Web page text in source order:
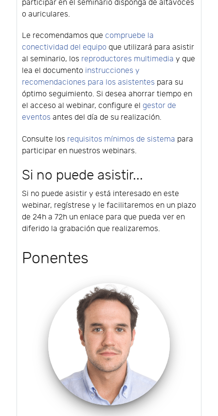
participar en el seminario disponga de altavoces
o auriculares.
Le recomendamos que compruebe la
conectividad del equipo que utilizará para asistir
al seminario, los reproductores multimedia y que
lea el documento instrucciones y
recomendaciones para los asistentes para su
óptimo seguimiento. Si desea ahorrar tiempo en
el acceso al webinar, configure el gestor de
eventos antes del día de su realización.
Consulte los requisitos mínimos de sistema para
participar en nuestros webinars.
Si no puede asistir...
Si no puede asistir y está interesado en este
webinar, regístrese y le facilitaremos en un plazo
de 24h a 72h un enlace para que pueda ver en
diferido la grabación que realizaremos.
Ponentes